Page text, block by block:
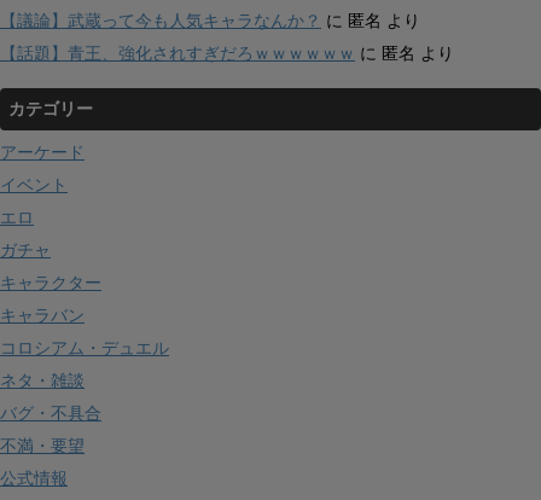
【議論】武蔵って今も人気キャラなんか？ に 匿名 より
【話題】青王、強化されすぎだろｗｗｗｗｗｗ に 匿名 より
カテゴリー
アーケード
イベント
エロ
ガチャ
キャラクター
キャラバン
コロシアム・デュエル
ネタ・雑談
バグ・不具合
不満・要望
公式情報